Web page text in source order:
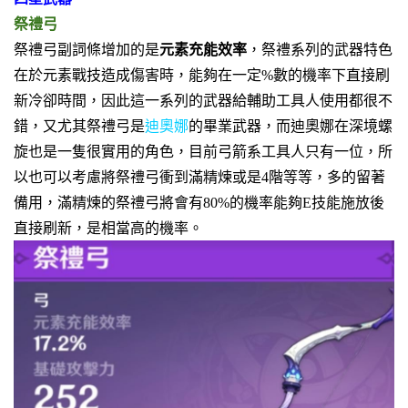
祭禮弓
祭禮弓副詞條增加的是元素充能效率 ，祭禮系列的武器特色
在於元素戰技造成傷害時 ， 能夠在一定%數的機率下直接刷
新冷卻時間 ，因此這一系列的武器給輔助工具人使用都很不
錯，又尤其祭禮弓是迪奧娜的畢業武器，而迪奧娜在深境螺
旋也是一隻很實用的角色，目前弓箭系工具人只有一位，所
以也可以考慮將祭禮弓衝到滿精煉或是4階等等，多的留著
備用，滿精煉的祭禮弓將會有80%的機率能夠E技能施放後
直接刷新，是相當高的機率。